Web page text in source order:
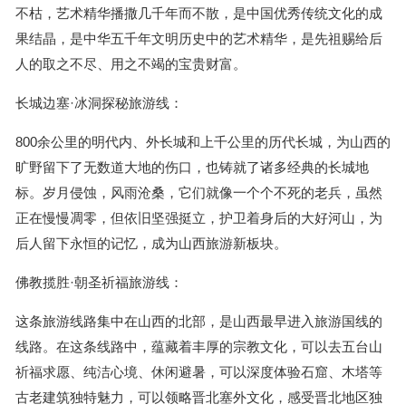
不枯，艺术精华播撒几千年而不散，是中国优秀传统文化的成
果结晶，是中华五千年文明历史中的艺术精华，是先祖赐给后
人的取之不尽、用之不竭的宝贵财富。
长城边塞·冰洞探秘旅游线：
800余公里的明代内、外长城和上千公里的历代长城，为山西的
旷野留下了无数道大地的伤口，也铸就了诸多经典的长城地
标。岁月侵蚀，风雨沧桑，它们就像一个个不死的老兵，虽然
正在慢慢凋零，但依旧坚强挺立，护卫着身后的大好河山，为
后人留下永恒的记忆，成为山西旅游新板块。
佛教揽胜·朝圣祈福旅游线：
这条旅游线路集中在山西的北部，是山西最早进入旅游国线的
线路。在这条线路中，蕴藏着丰厚的宗教文化，可以去五台山
祈福求愿、纯洁心境、休闲避暑，可以深度体验石窟、木塔等
古老建筑独特魅力，可以领略晋北塞外文化，感受晋北地区独